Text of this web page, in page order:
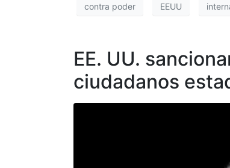
contra poder EEUU
EE. UU.
ciudadanos